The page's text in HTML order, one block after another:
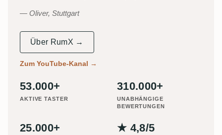
Oliver, Stuttgart
Über RumX →
Zum YouTube-Kanal →
53.000+
AKTIVE TASTER
310.000+
UNABHÄNGIGE
BEWERTUNGEN
25.000+ ★ 4,8/5